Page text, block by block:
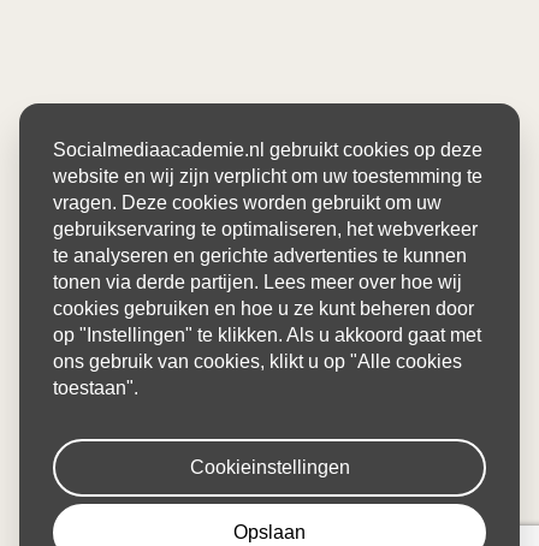
Socialmediaacademie.nl gebruikt cookies op deze
website en wij zijn verplicht om uw toestemming te
vragen. Deze cookies worden gebruikt om uw
gebruikservaring te optimaliseren, het webverkeer
te analyseren en gerichte advertenties te kunnen
tonen via derde partijen. Lees meer over hoe wij
cookies gebruiken en hoe u ze kunt beheren door
op "Instellingen" te klikken. Als u akkoord gaat met
ons gebruik van cookies, klikt u op "Alle cookies
toestaan".
Cookieinstellingen
Opslaan